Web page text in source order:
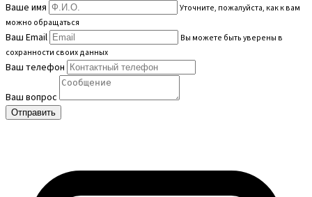
Ваше имя
Уточните, пожалуйста, как к вам
можно обращаться
Ваш Email
Вы можете быть уверены в
сохранности своих данных
Ваш телефон
Ваш вопрос